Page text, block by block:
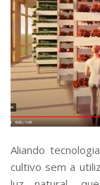
Aliando
cultivo sem a